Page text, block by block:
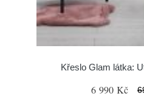
Křeslo Glam látka:
6 990 Kč